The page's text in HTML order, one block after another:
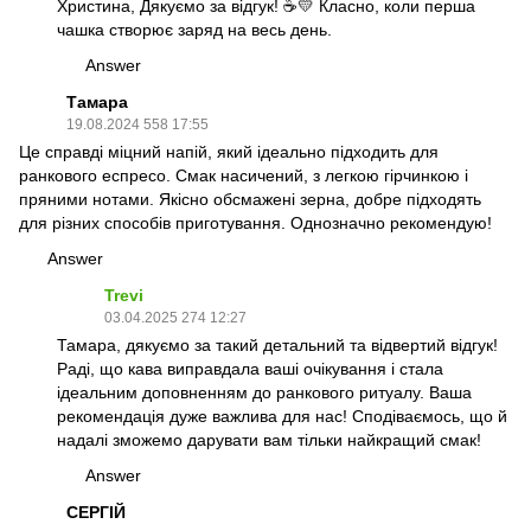
Христина, Дякуємо за відгук! ☕💛 Класно, коли перша
чашка створює заряд на весь день.
Answer
Тамара
19.08.2024 558 17:55
Це справді міцний напій, який ідеально підходить для
ранкового еспресо. Смак насичений, з легкою гірчинкою і
пряними нотами. Якісно обсмажені зерна, добре підходять
для різних способів приготування. Однозначно рекомендую!
Answer
Trevi
03.04.2025 274 12:27
Тамара, дякуємо за такий детальний та відвертий відгук!
Раді, що кава виправдала ваші очікування і стала
ідеальним доповненням до ранкового ритуалу. Ваша
рекомендація дуже важлива для нас! Сподіваємось, що й
надалі зможемо дарувати вам тільки найкращий смак!
Answer
СЕРГІЙ